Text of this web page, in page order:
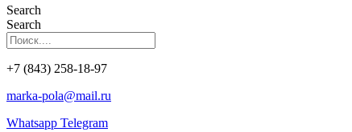
Search
Search
+7 (843) 258-18-97
marka-pola@mail.ru
Whatsapp Telegram